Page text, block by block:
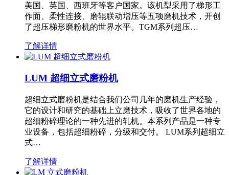
美国、英国、西班牙等客户国家。该机型采用了梯形工
作面、柔性连接、磨辊联动增压等五项磨机技术，开创
了超压梯形磨粉机的世界水平。TGM系列超压…
了解详情
LUM 超细立式磨粉机
超细立式磨粉机是结合我们公司几年的磨机生产经验，
它的设计和研究的基础上立磨技术，吸收了世界各地的
超细粉碎理论的一种先进的轧机。本系列产品是一种专
业设备，包括超细粉碎，分级和交付。 LUM系列超细立
式…
了解详情